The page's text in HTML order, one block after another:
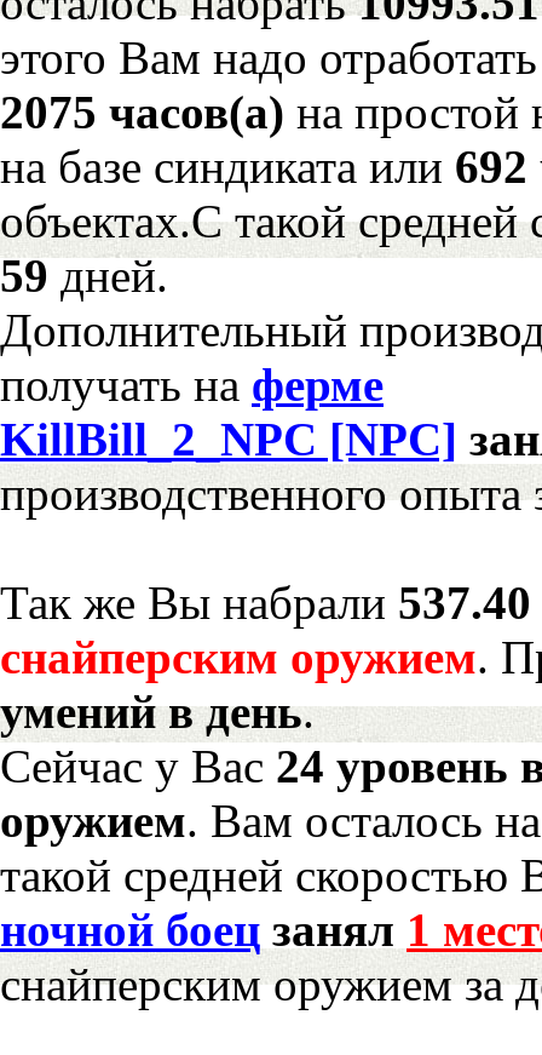
этого Вам надо отработать
2075 часов(а) на
на базе синдиката или 692
объектах.С такой средней
59дней.
Дополнительный
получать на ферме
KillBill_2_NPC [NPC]
производственного опыта
Так же Вы набрали
снайперским оружием.
умений в день.
Сейчас у Вас 24 уровень
оружием. Вам осталось
такой средней скоростью
ночной боец занял 1
снайперским оружием за